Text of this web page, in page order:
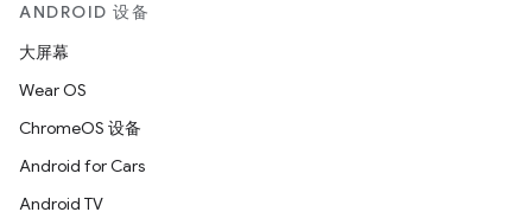
ANDROID 设备
大屏幕
Wear OS
ChromeOS 设备
Android for Cars
Android TV